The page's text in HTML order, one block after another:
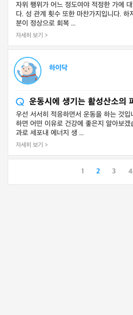
자위 행위가 어느 정도여야 적정한 가에
다. 성 관계 횟수 또한 마찬가지입니다. 하
분이 정상으로 회복 ...
자세히 보기 >
하이닥
운동시에 생기는 활성산소의
우선 서서히 적응하면서 운동을 하는 것
하면 어떤 이유로 건강에 좋은지 알아보겠
과로 세포내 에너지 생 ...
자세히 보기 >
1 2 3 4